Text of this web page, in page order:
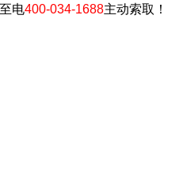
电400-034-1688主动索取！